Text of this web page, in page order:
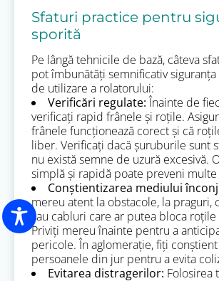
Sfaturi practice pentru
sporită
Pe lângă tehnicile de bază, câteva
pot îmbunătăți semnificativ
de utilizare a rolatorului:
Verificări regulate: Înainte de
verificați rapid frânele și roțile.
frânele funcționează corect și că
liber. Verificați dacă șuruburile sunt
nu există semne de uzură excesivă.
simplă și rapidă poate preveni
Conștientizarea mediului
mereu atent la obstacole, la praguri,
sau cabluri care ar putea bloca
Priviți mereu înainte pentru a
pericole. În aglomerație, fiți
persoanele din jur pentru a evita
Evitarea distragerilor: Folosirea